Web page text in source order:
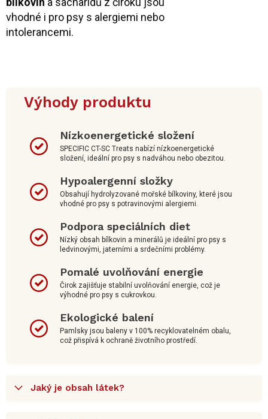
vhodné i pro psy s alergiemi nebo
intolerancemi.
Výhody produktu
Nízkoenergetické složení
SPECIFIC CT-SC Treats nabízí nízkoenergetické
složení, ideální pro psy s nadváhou nebo obezitou.
Hypoalergenní složky
Obsahují hydrolyzované mořské bílkoviny, které jsou
vhodné pro psy s potravinovými alergiemi.
Podpora speciálních diet
Nízký obsah bílkovin a minerálů je ideální pro psy s
ledvinovými, jaterními a srdečními problémy.
Pomalé uvolňování energie
Čirok zajišťuje stabilní uvolňování energie, což je
výhodné pro psy s cukrovkou.
Ekologické balení
Pamlsky jsou baleny v 100% recyklovatelném obalu,
což přispívá k ochraně životního prostředí.
Jaký je obsah látek?